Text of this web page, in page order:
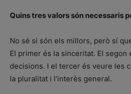
Quins tres valors són necessaris
No sé si són els millors, però sí
El primer és la sinceritat. El segon
decisions. I el tercer és veure les
la pluralitat i l’interès general.